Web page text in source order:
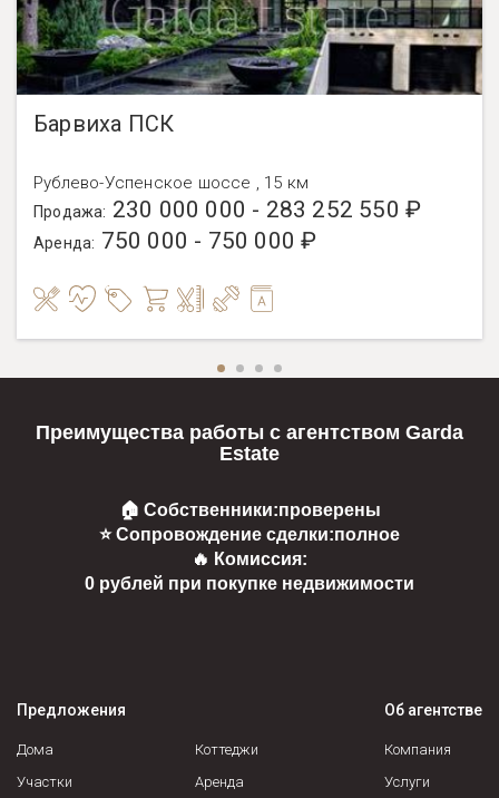
Барвиха ПСК
Рублево-Успенское шоссе , 15 км
Продажа: 230 000 000 - 283 252 550 ₽
Аренда: 750 000 - 750 000 ₽
Преимущества работы с агентством Garda
Estate
🏠 Собственники:проверены
⭐ Сопровождение сделки:полное
🔥 Комиссия:
0 рублей при покупке недвижимости
Предложения
Дома
Участки
Коттеджи
Аренда
Об агентстве
Компания
Услуги